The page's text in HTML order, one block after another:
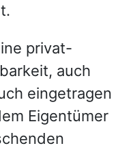
privat-
auch
eingetragen
Eigentümer